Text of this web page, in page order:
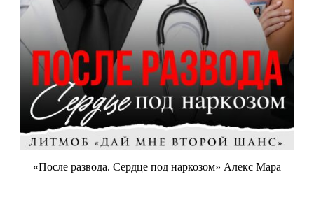
«После развода. Сердце под наркозом» Алекс Мара